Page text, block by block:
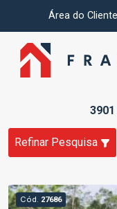
Área do Cliente
3901
Refinar Pesquisa
Cód. 27686